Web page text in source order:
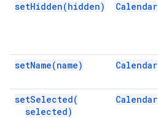
setHidden(hidden) Calendar
setName(name) Calendar
setSelected(
selected)
Calendar